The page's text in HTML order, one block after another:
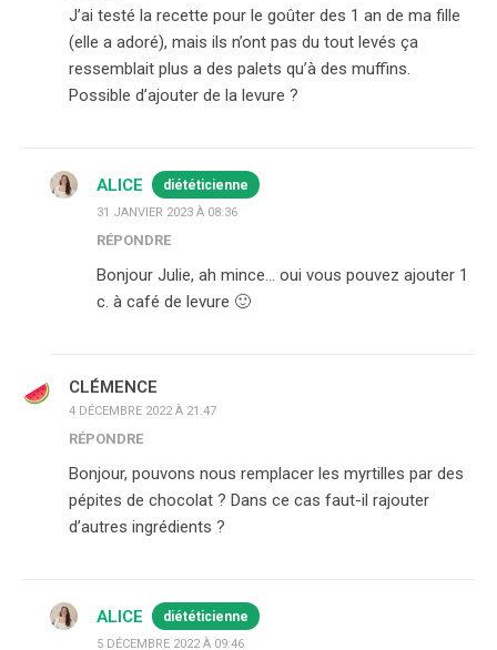
J’ai testé la recette pour le goûter des 1 an de ma fille
(elle a adoré), mais ils n’ont pas du tout levés ça
ressemblait plus a des palets qu’à des muffins.
Possible d’ajouter de la levure ?
ALICE diététicienne
31 JANVIER 2023 À 08:36
RÉPONDRE
Bonjour Julie, ah mince… oui vous pouvez ajouter 1
c. à café de levure 🙂
CLÉMENCE
4 DÉCEMBRE 2022 À 21:47
RÉPONDRE
Bonjour, pouvons nous remplacer les myrtilles par des
pépites de chocolat ? Dans ce cas faut-il rajouter
d’autres ingrédients ?
ALICE diététicienne
5 DÉCEMBRE 2022 À 09:46